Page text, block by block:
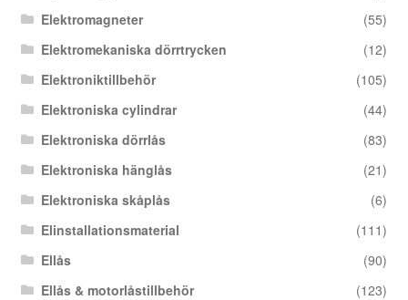
Elektromagneter
(55)
Elektromekaniska dörrtrycken
(12)
Elektroniktillbehör
(105)
Elektroniska cylindrar
(44)
Elektroniska dörrlås
(83)
Elektroniska hänglås
(21)
Elektroniska skåplås
(6)
Elinstallationsmaterial
(111)
Ellås
(90)
Ellås & motorlåstillbehör
(123)